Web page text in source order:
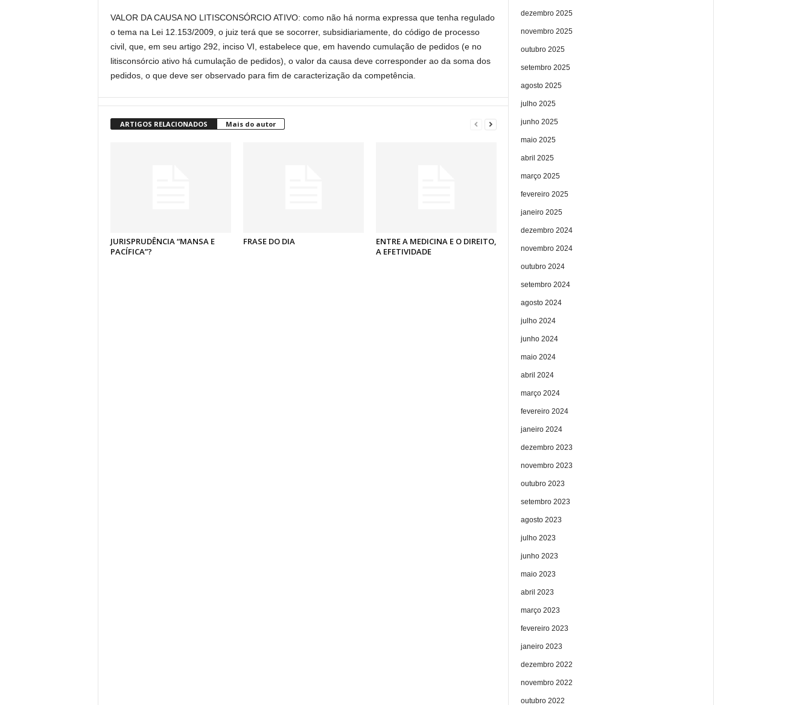
VALOR DA CAUSA NO LITISCONSÓRCIO ATIVO: como não há norma expressa que tenha regulado
o tema na Lei 12.153/2009, o juiz terá que se socorrer, subsidiariamente, do código de processo
civil, que, em seu artigo 292, inciso VI, estabelece que, em havendo cumulação de pedidos (e no
litisconsórcio ativo há cumulação de pedidos), o valor da causa deve corresponder ao da soma dos
pedidos, o que deve ser observado para fim de caracterização da competência.
ARTIGOS RELACIONADOS Mais do autor
JURISPRUDÊNCIA “MANSA E
PACÍFICA”?
FRASE DO DIA
ENTRE A MEDICINA E O DIREITO,
A EFETIVIDADE
dezembro 2025
novembro 2025
outubro 2025
setembro 2025
agosto 2025
julho 2025
junho 2025
maio 2025
abril 2025
março 2025
fevereiro 2025
janeiro 2025
dezembro 2024
novembro 2024
outubro 2024
setembro 2024
agosto 2024
julho 2024
junho 2024
maio 2024
abril 2024
março 2024
fevereiro 2024
janeiro 2024
dezembro 2023
novembro 2023
outubro 2023
setembro 2023
agosto 2023
julho 2023
junho 2023
maio 2023
abril 2023
março 2023
fevereiro 2023
janeiro 2023
dezembro 2022
novembro 2022
outubro 2022